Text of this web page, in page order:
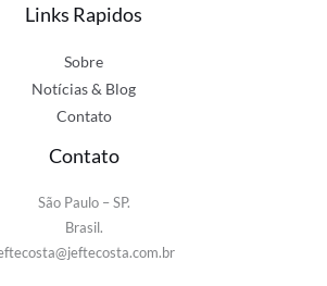
Links Rapidos
Sobre
Notícias & Blog
Contato
Contato
São Paulo – SP.
Brasil.